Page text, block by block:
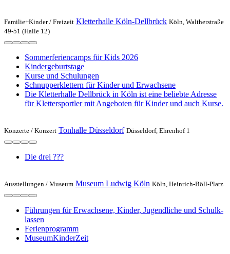
Familie+Kinder / Freizeit Kletterhalle Köln-Dellbrück Köln, Waltherstraße
49-51 (Halle 12)
Sommerferiencamps für Kids 2026
Kindergeburtstage
Kurse und Schulungen
Schnupperklettern für Kinder und Erwachsene
Die Kletterhalle Dellbrück in Köln ist eine beliebte Adresse
für Klettersportler mit Angeboten für Kinder und auch Kurse.
Konzerte / Konzert Tonhalle Düsseldorf Düsseldorf, Ehrenhof 1
Die drei ???
Ausstellungen / Museum Museum Ludwig Köln Köln, Hein­rich-Böll-Platz
Führun­gen für Erwach­sene, Kin­der, Ju­gendliche und Schulk­
lassen
Ferienprogramm
MuseumKinderZeit